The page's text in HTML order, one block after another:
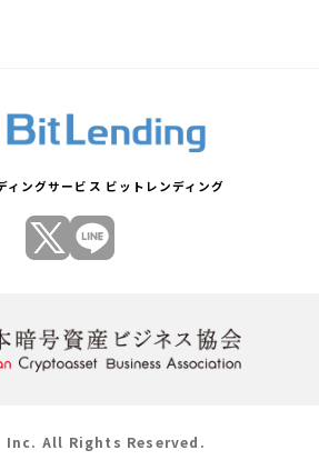
ィングサービス ビットレンディング
Inc. All Rights Reserved.